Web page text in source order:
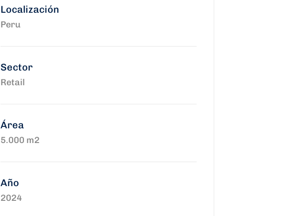
Localización
Peru
Sector
Retail
Área
5.000 m2
Año
2024